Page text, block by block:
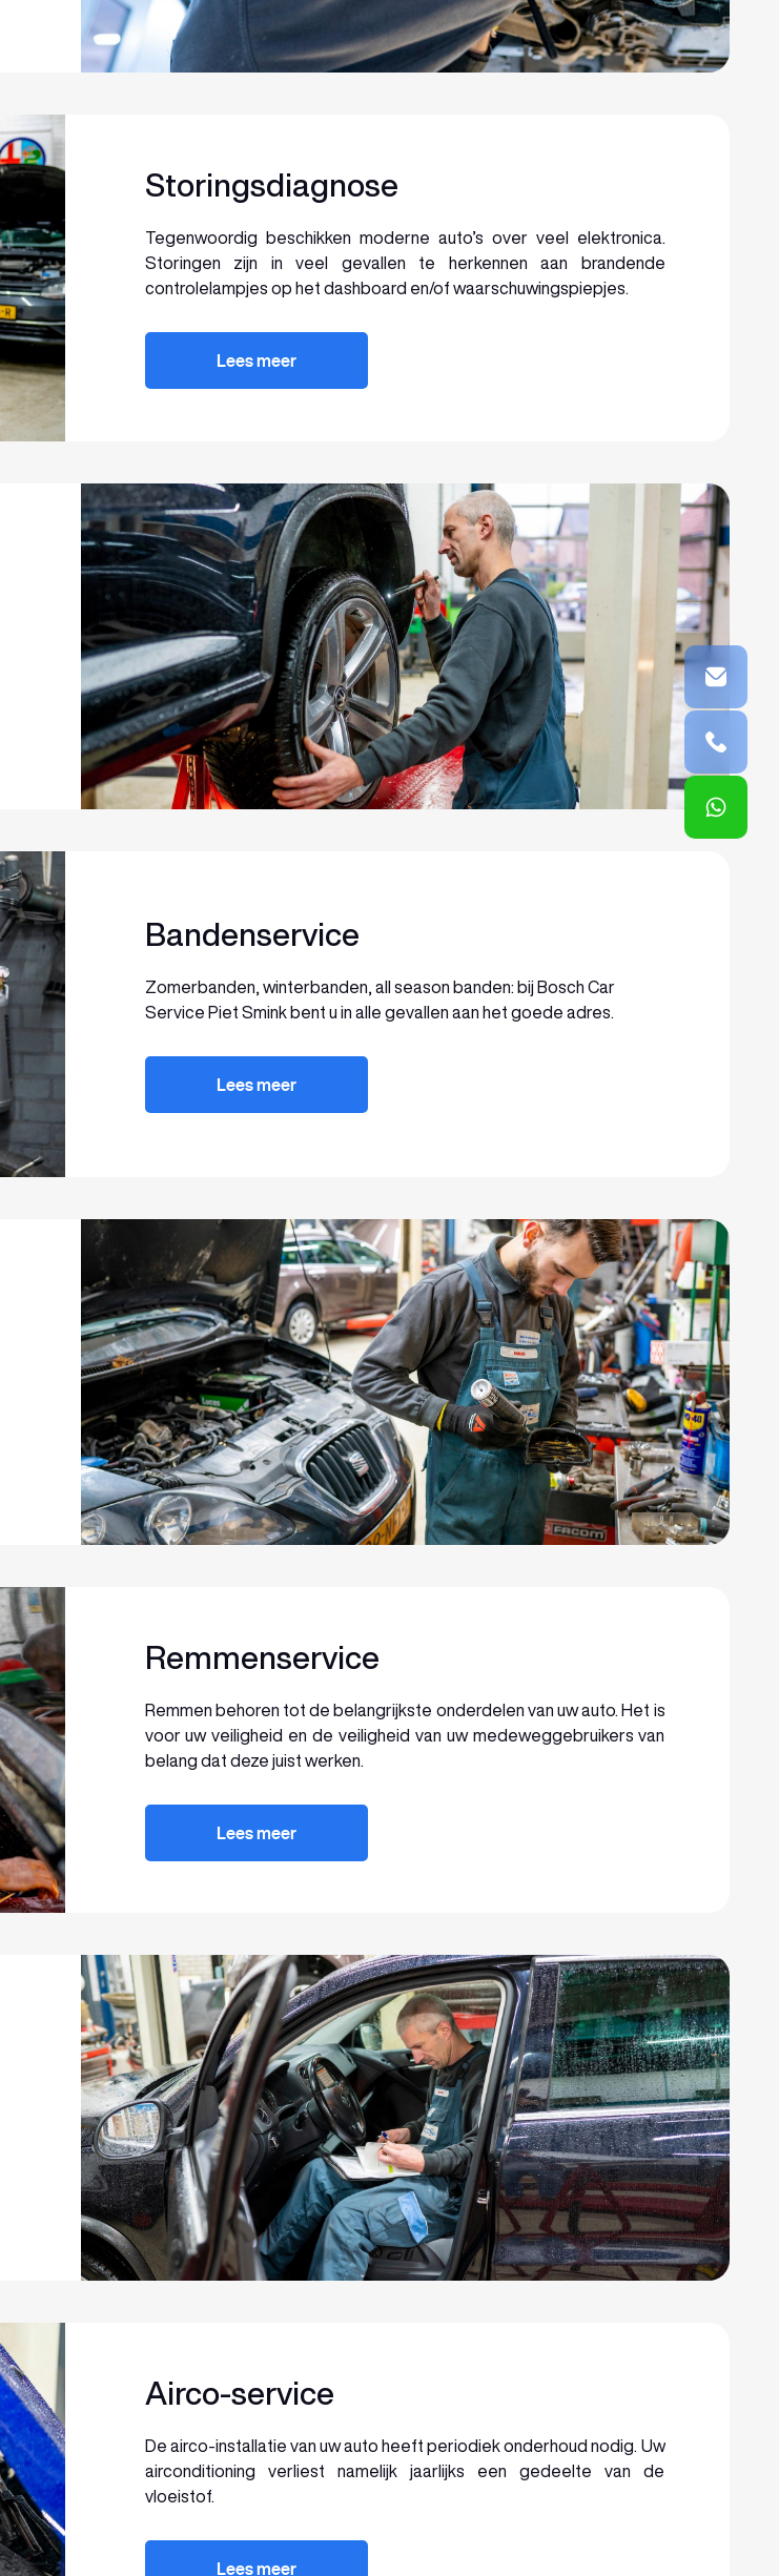
Storingsdiagnose
Tegenwoordig beschikken moderne auto’s over veel elektronica.
Storingen zijn in veel gevallen te herkennen aan brandende
controlelampjes op het dashboard en/of waarschuwingspiepjes.
Lees meer
Bandenservice
Zomerbanden, winterbanden, all season banden: bij Bosch Car
Service Piet Smink bent u in alle gevallen aan het goede adres.
Lees meer
Remmenservice
Remmen behoren tot de belangrijkste onderdelen van uw auto. Het is
voor uw veiligheid en de veiligheid van uw medeweggebruikers van
belang dat deze juist werken.
Lees meer
Airco-service
De airco-installatie van uw auto heeft periodiek onderhoud nodig. Uw
airconditioning verliest namelijk jaarlijks een gedeelte van de
vloeistof.
Lees meer